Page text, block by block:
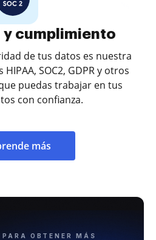
y cumplimiento
de tus datos es nuestra
SOC2, GDPR y otros
puedas trabajar en tus
con confianza.
más
OBTENER MÁS